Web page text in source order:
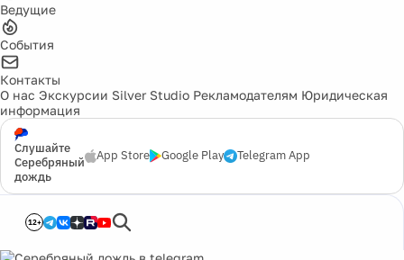
Ведущие
События
Контакты
О нас Экскурсии Silver Studio Рекламодателям Юридическая
информация
Слушайте
Серебряный
дождь
App Store Google Play Telegram App
12+